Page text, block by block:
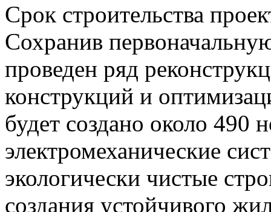
Срок строительства
Сохранив
проведен ряд
конструкций и
будет создано около 490
электромеханические
экологически чистые
создания устойчивого